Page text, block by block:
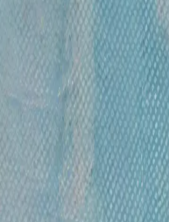
Окончил Саратовское
Репина, мастерская Народного
педагога.
Произведения Ляпкало Виктора
Картины не найдены
У этого художника пока нет
Смотреть все картины
ОСТАВАЙТЕСЬ В КУРСЕ!
Подписывайтесь на рассылку,
Отправить